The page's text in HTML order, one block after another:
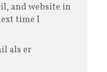
and website in
time I
als er